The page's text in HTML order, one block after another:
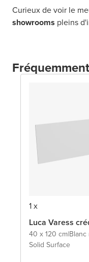
Curieux de voir le
showrooms pleins
1 x
Luca Varess
40 x 120 cm|Blanc
Solid Surface